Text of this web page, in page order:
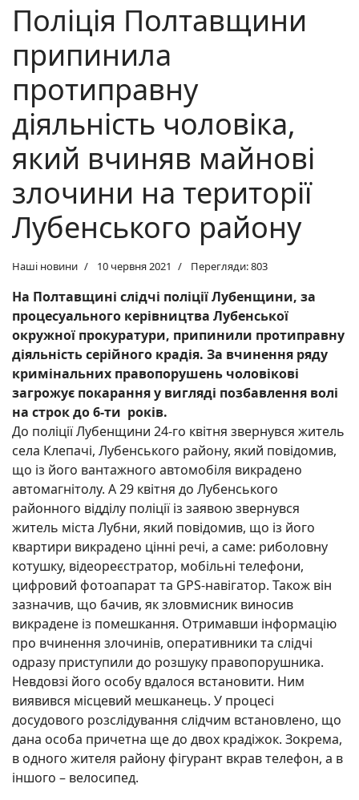
Поліція Полтавщини
припинила
протиправну
діяльність чоловіка,
який вчиняв майнові
злочини на території
Лубенського району
Наші новини 10 червня 2021 Перегляди: 803
На Полтавщині слідчі поліції Лубенщини, за
процесуального керівництва Лубенської
окружної прокуратури, припинили протиправну
діяльність серійного крадія. За вчинення ряду
кримінальних правопорушень чоловікові
загрожує покарання у вигляді позбавлення волі
на строк до 6-ти років.
До поліції Лубенщини 24-го квітня звернувся житель
села Клепачі, Лубенського району, який повідомив,
що із його вантажного автомобіля викрадено
автомагнітолу. А 29 квітня до Лубенського
районного відділу поліції із заявою звернувся
житель міста Лубни, який повідомив, що із його
квартири викрадено цінні речі, а саме: риболовну
котушку, відеореєстратор, мобільні телефони,
цифровий фотоапарат та GPS-навігатор. Також він
зазначив, що бачив, як зловмисник виносив
викрадене із помешкання. Отримавши інформацію
про вчинення злочинів, оперативники та слідчі
одразу приступили до розшуку правопорушника.
Невдовзі його особу вдалося встановити. Ним
виявився місцевий мешканець. У процесі
досудового розслідування слідчим встановлено, що
дана особа причетна ще до двох крадіжок. Зокрема,
в одного жителя району фігурант вкрав телефон, а в
іншого – велосипед.